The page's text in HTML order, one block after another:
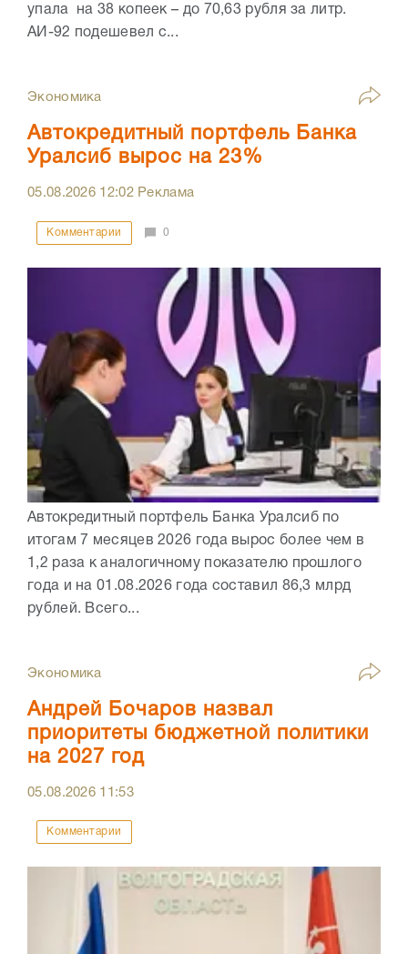
упала на 38 копеек – до 70,63 рубля за литр.
АИ-92 подешевел с...
Экономика
Автокредитный портфель Банка
Уралсиб вырос на 23%
05.08.2026 12:02Реклама
Комментарии 0
Автокредитный портфель Банка Уралсиб по
итогам 7 месяцев 2026 года вырос более чем в
1,2 раза к аналогичному показателю прошлого
года и на 01.08.2026 года составил 86,3 млрд
рублей. Всего...
Экономика
Андрей Бочаров назвал
приоритеты бюджетной политики
на 2027 год
05.08.2026 11:53
Комментарии